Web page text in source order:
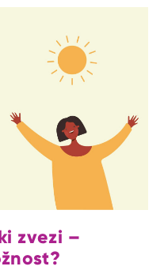
zvezi –